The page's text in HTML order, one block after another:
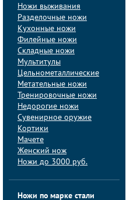
Ножи выживания
Разделочные ножи
Кухонные ножи
Филейные ножи
Складные ножи
Мультитулы
Цельнометаллические
Метательные ножи
Тренировочные ножи
Недорогие ножи
Сувенирное оружие
Кортики
Мачете
Женский нож
Ножи до 3000 руб.
Ножи по марке стали